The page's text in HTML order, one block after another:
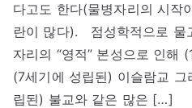
기
자
리
에
다고도 한다(물병자리의 시작
란이 많다). 점성학적으로 물
자리의 “영적” 본성으로 인해
(7세기에 성립된) 이슬람교
립된) 불교와 같은 많은 […]